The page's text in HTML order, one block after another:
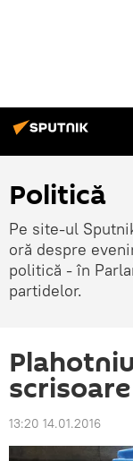
Politică
Pe site-ul
oră despre
politică - în
partidelor.
13:20 14.01.2016